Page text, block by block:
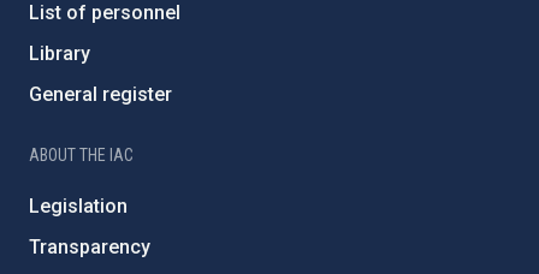
List of personnel
Library
General register
ABOUT THE IAC
Legislation
Transparency